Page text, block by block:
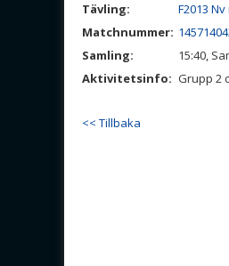
Tävling:
F2013
Matchnummer:
Samling:
15:40,
Aktivitetsinfo: Grupp 2
<< Tillbaka